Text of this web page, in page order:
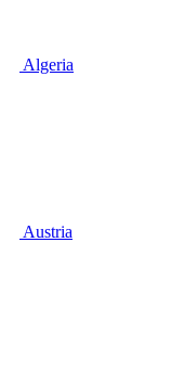
Algeria
Austria